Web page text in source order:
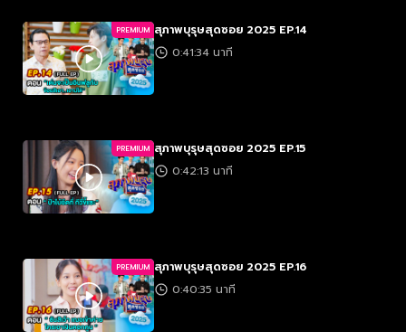
PREMIUM สุภาพบุรุษสุดซอย 2025 EP.14
0:41:34 นาที
PREMIUM สุภาพบุรุษสุดซอย 2025 EP.15
0:42:13 นาที
PREMIUM สุภาพบุรุษสุดซอย 2025 EP.16
0:40:35 นาที